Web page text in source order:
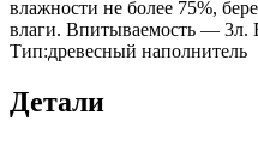
влажности не более 75%,
влаги. Впитываемость — 3л.
Тип:древесный наполнитель
Детали